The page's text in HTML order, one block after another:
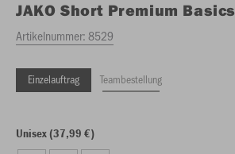
JAKO Short Premium Basics
Artikelnummer:8529
Einzelauftrag Teambestellung
Unisex (37,99 €)